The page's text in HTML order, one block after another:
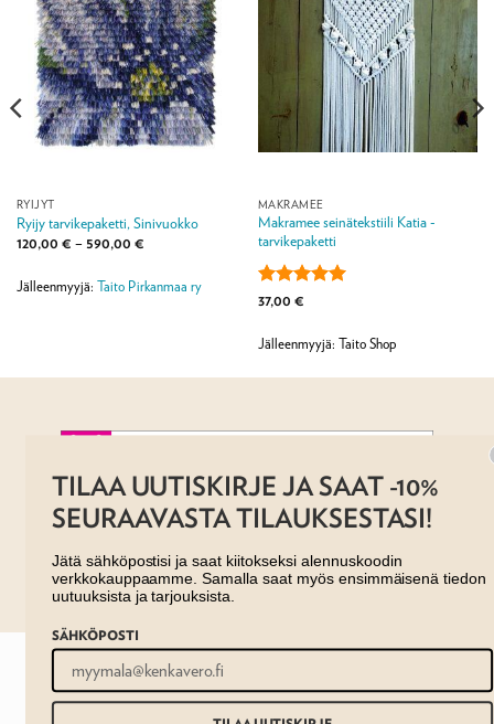
RYIJYT
Ryijy tarvikepaketti, Sinivuokko
120,00 € – 590,00 €Hintaluokka:
590,00 €
Jälleenmyyjä: Taito Pirkanmaa ry
MAKRAMEE
Makramee seinätekstiili Katia -
tarvikepaketti
Arvostelu
/ 5
37,00 €
Jälleenmyyjä: Taito Shop
AJANKOHTAISTA MYYMÄLÄT
OTA YHTEYTTÄ
REKISTERISELOSTE
EVÄSTESELOSTE
Copyright 2026 ©Taito shop
TILAA UUTISKIRJE JA SAAT -10%
SEURAAVASTA TILAUKSESTASI!
Jätä sähköpostisi ja saat kiitokseksi alennuskoodin
verkkokauppaamme. Samalla saat myös ensimmäisenä tiedon
uutuuksista ja tarjouksista.
SÄHKÖPOSTI